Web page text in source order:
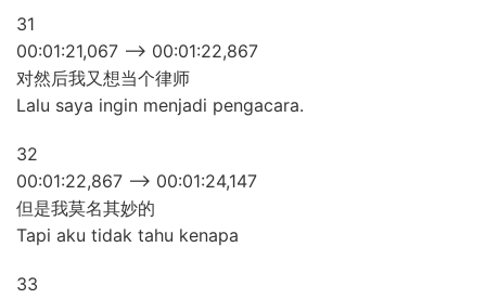
31
00:01:21,067 –> 00:01:22,867
对然后我又想当个律师
Lalu saya ingin menjadi pengacara.
32
00:01:22,867 –> 00:01:24,147
但是我莫名其妙的
Tapi aku tidak tahu kenapa
33